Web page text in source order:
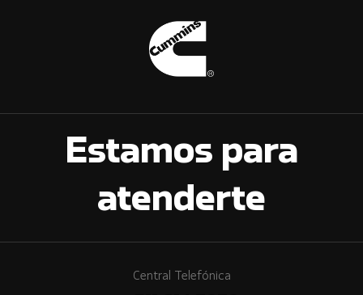
Estamos para
atenderte
Central Telefónica